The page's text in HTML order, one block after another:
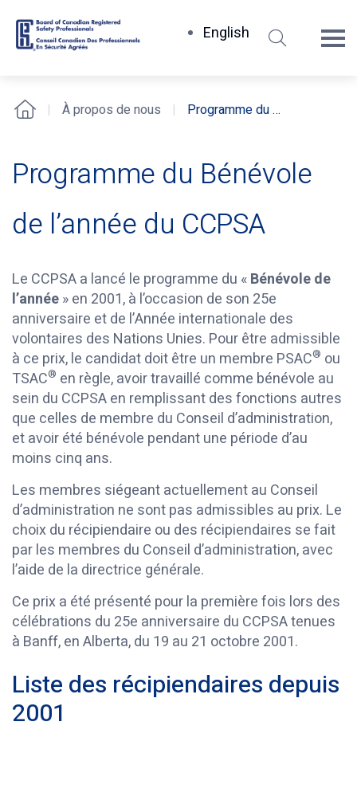
Canadian
Registered
Professionals
English
Rechercher
Accueil À propos de nous Programme du Bénévole de l’année du CCPSA
Programme du Bénévole
de l’année du CCPSA
Le CCPSA a lancé le programme du «Bénévole de
l’année» en 2001, à l’occasion de son 25e
anniversaire et de l’Année internationale des
volontaires des Nations Unies. Pour être admissible
à ce prix, le candidat doit être un membre PSAC® ou
TSAC® en règle, avoir travaillé comme bénévole au
sein du CCPSA en remplissant des fonctions autres
que celles de membre du Conseil d’administration,
et avoir été bénévole pendant une période d’au
moins cinq ans.
Les membres siégeant actuellement au Conseil
d’administration ne sont pas admissibles au prix. Le
choix du récipiendaire ou des récipiendaires se fait
par les membres du Conseil d’administration, avec
l’aide de la directrice générale.
Ce prix a été présenté pour la première fois lors des
célébrations du 25e anniversaire du CCPSA tenues
à Banff, en Alberta, du 19 au 21 octobre 2001.
Liste des récipiendaires depuis
2001